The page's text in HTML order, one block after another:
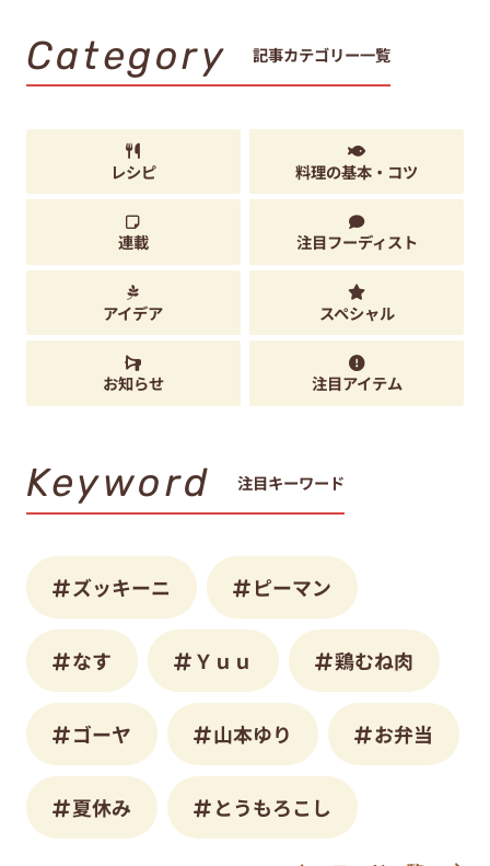
Category 記事カテゴリー一覧
レシピ 料理の基本・コツ
連載 注目フーディスト
アイデア スペシャル
お知らせ 注目アイテム
Keyword 注目キーワード
ズッキーニ ピーマン
なす Ｙｕｕ 鶏むね肉
ゴーヤ 山本ゆり お弁当
夏休み とうもろこし